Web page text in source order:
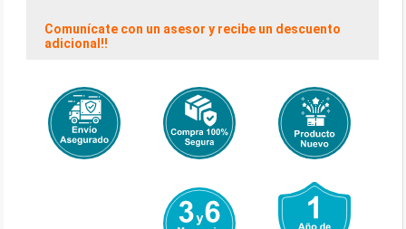
Comunícate con un asesor y recibe un descuento
adicional!!